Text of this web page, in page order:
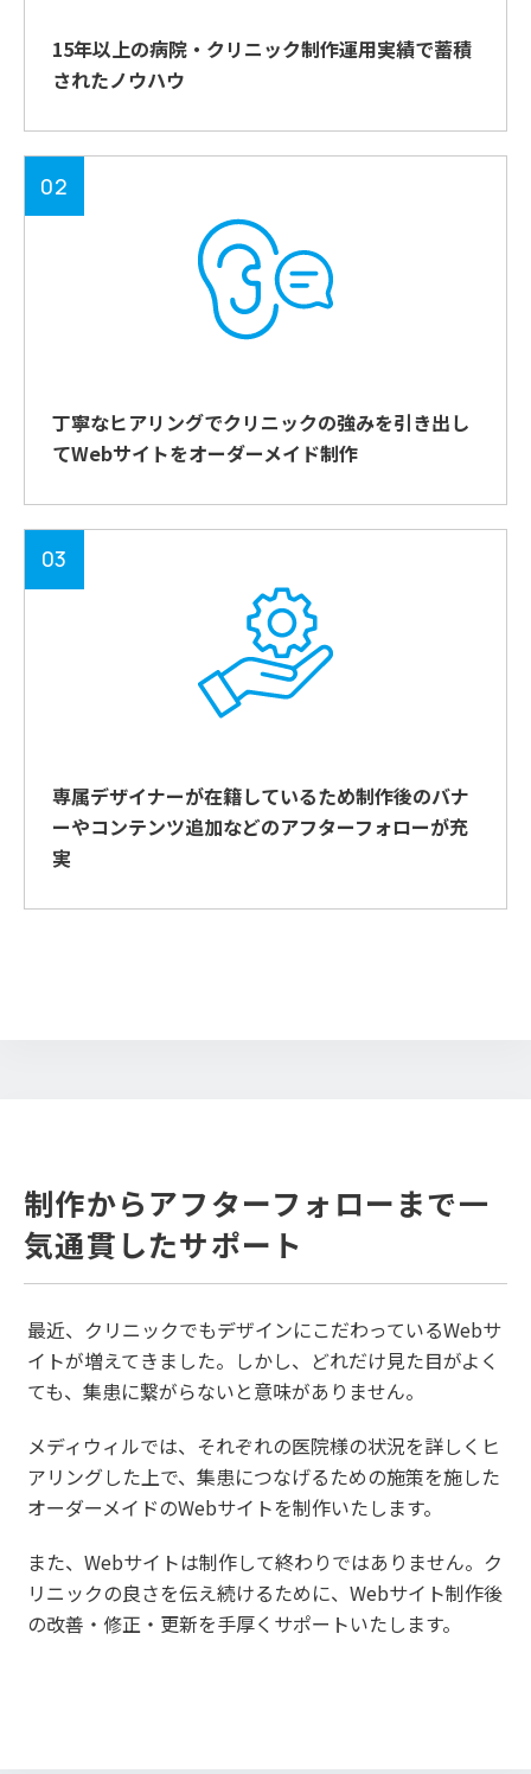
15年以上の病院・クリニック制作運用実績で蓄積
されたノウハウ
02
丁寧なヒアリングでクリニックの強みを引き出し
てWebサイトをオーダーメイド制作
03
専属デザイナーが在籍しているため制作後のバナ
ーやコンテンツ追加などのアフターフォローが充
実
制作からアフターフォローまで一
気通貫したサポート
最近、クリニックでもデザインにこだわっているWebサ
イトが増えてきました。しかし、どれだけ見た目がよく
ても、集患に繋がらないと意味がありません。
メディウィルでは、それぞれの医院様の状況を詳しくヒ
アリングした上で、集患につなげるための施策を施した
オーダーメイドのWebサイトを制作いたします。
また、Webサイトは制作して終わりではありません。ク
リニックの良さを伝え続けるために、Webサイト制作後
の改善・修正・更新を手厚くサポートいたします。